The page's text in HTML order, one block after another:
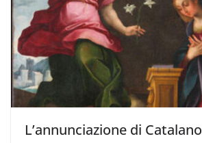
L’annunciazione di Catalano